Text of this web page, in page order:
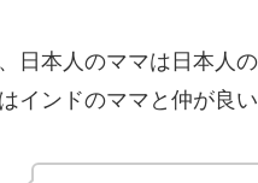
日本人のママは日本人
インドのママと仲が良い